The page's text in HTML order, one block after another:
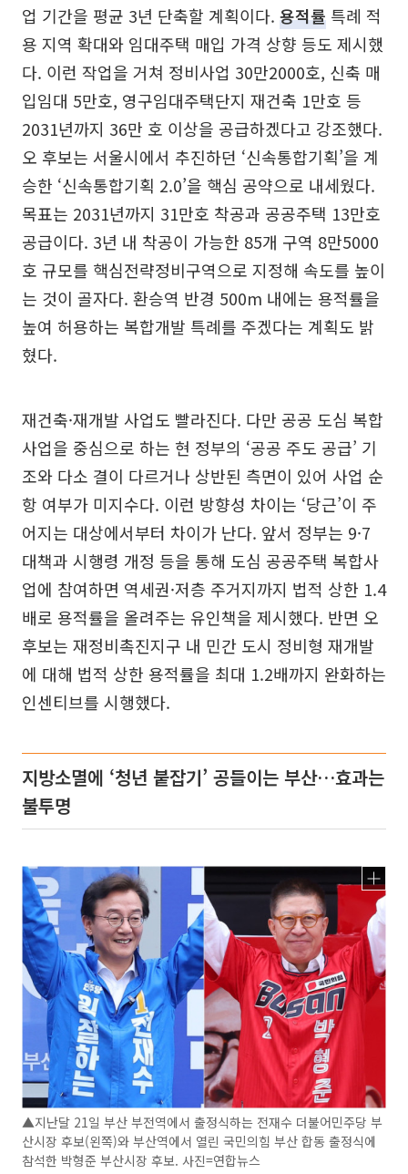
업 기간을 평균 3년 단축할 계획이다. 용적률 특례 적
용 지역 확대와 임대주택 매입 가격 상향 등도 제시했
다. 이런 작업을 거쳐 정비사업 30만2000호, 신축 매
입임대 5만호, 영구임대주택단지 재건축 1만호 등
2031년까지 36만 호 이상을 공급하겠다고 강조했다.
오 후보는 서울시에서 추진하던 ‘신속통합기획’을 계
승한 ‘신속통합기획 2.0’을 핵심 공약으로 내세웠다.
목표는 2031년까지 31만호 착공과 공공주택 13만호
공급이다. 3년 내 착공이 가능한 85개 구역 8만5000
호 규모를 핵심전략정비구역으로 지정해 속도를 높이
는 것이 골자다. 환승역 반경 500m 내에는 용적률을
높여 허용하는 복합개발 특례를 주겠다는 계획도 밝
혔다.
재건축·재개발 사업도 빨라진다. 다만 공공 도심 복합
사업을 중심으로 하는 현 정부의 ‘공공 주도 공급’ 기
조와 다소 결이 다르거나 상반된 측면이 있어 사업 순
항 여부가 미지수다. 이런 방향성 차이는 ‘당근’이 주
어지는 대상에서부터 차이가 난다. 앞서 정부는 9·7
대책과 시행령 개정 등을 통해 도심 공공주택 복합사
업에 참여하면 역세권·저층 주거지까지 법적 상한 1.4
배로 용적률을 올려주는 유인책을 제시했다. 반면 오
후보는 재정비촉진지구 내 민간 도시 정비형 재개발
에 대해 법적 상한 용적률을 최대 1.2배까지 완화하는
인센티브를 시행했다.
지방소멸에 ‘청년 붙잡기’ 공들이는 부산…효과는
불투명
▲지난달 21일 부산 부전역에서 출정식하는 전재수 더불어민주당 부
산시장 후보(왼쪽)와 부산역에서 열린 국민의힘 부산 합동 출정식에
참석한 박형준 부산시장 후보. 사진=연합뉴스